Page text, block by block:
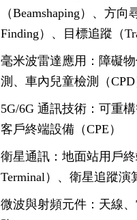
（Beamshaping）、方向
Finding）、目標追蹤（
毫米波雷達應用：障礙
測、車內兒童檢測（CPD
5G/6G 通訊技術：可重構
客戶終端設備（CPE）
衛星通訊：地面站用戶終
Terminal）、衛星追蹤演
微波與射頻元件：天線